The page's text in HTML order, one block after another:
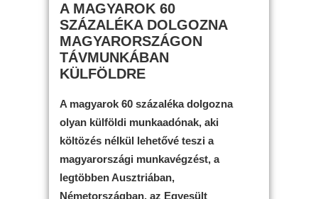
A MAGYAROK 60
SZÁZALÉKA DOLGOZNA
MAGYARORSZÁGON
TÁVMUNKÁBAN
KÜLFÖLDRE
A magyarok 60 százaléka dolgozna
olyan külföldi munkaadónak, aki
költözés nélkül lehetővé teszi a
magyarországi munkavégzést, a
legtöbben Ausztriában,
Németországban, az Egyesült